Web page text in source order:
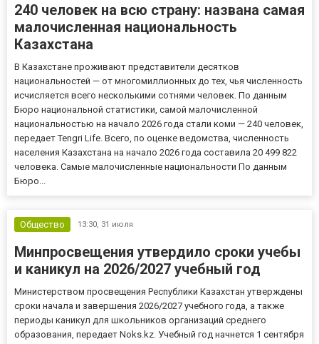
240 человек на всю страну: названа самая
малочисленная национальность
Казахстана
В Казахстане проживают представители десятков
национальностей — от многомиллионных до тех, чья численность
исчисляется всего несколькими сотнями человек. По данным
Бюро национальной статистики, самой малочисленной
национальностью на начало 2026 года стали коми — 240 человек,
передает Tengri Life. Всего, по оценке ведомства, численность
населения Казахстана на начало 2026 года составила 20 499 822
человека. Самые малочисленные национальности По данным
Бюро...
Общество 13:30, 31 июля
Минпросвещения утвердило сроки учебы
и каникул на 2026/2027 учебный год
Министерством просвещения Республики Казахстан утверждены
сроки начала и завершения 2026/2027 учебного года, а также
периоды каникул для школьников организаций среднего
образования, передает Noks.kz. Учебный год начнется 1 сентября